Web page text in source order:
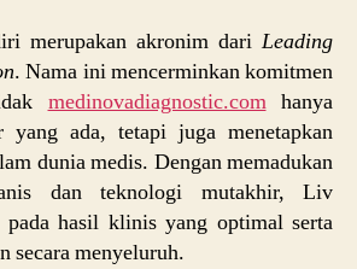
merupakan akronim dari Leading
. Nama ini mencerminkan komitmen
medinovadiagnostic.comhanya
yang ada, tetapi juga menetapkan
dunia medis. Dengan memadukan
dan teknologi mutakhir, Liv
hasil klinis yang optimal serta
secara menyeluruh.